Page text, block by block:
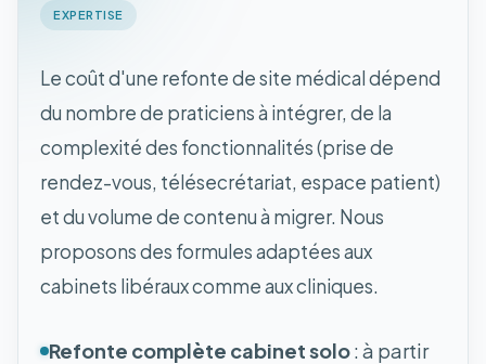
EXPERTISE
Le coût d'une refonte de site médical dépend
du nombre de praticiens à intégrer, de la
complexité des fonctionnalités (prise de
rendez-vous, télésecrétariat, espace patient)
et du volume de contenu à migrer. Nous
proposons des formules adaptées aux
cabinets libéraux comme aux cliniques.
Refonte complète cabinet solo: à partir